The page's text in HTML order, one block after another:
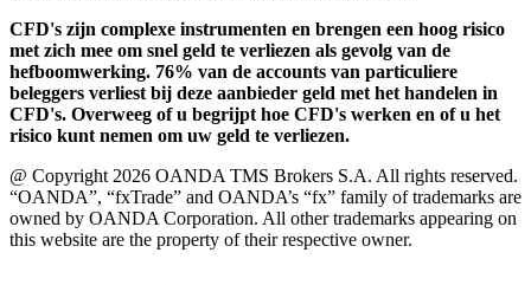
CFD's zijn complexe instrumenten en brengen een hoog risico
met zich mee om snel geld te verliezen als gevolg van de
hefboomwerking. 76% van de accounts van particuliere
beleggers verliest bij deze aanbieder geld met het handelen in
CFD's. Overweeg of u begrijpt hoe CFD's werken en of u het
risico kunt nemen om uw geld te verliezen.
@ Copyright 2026 OANDA TMS Brokers S.A. All rights reserved.
“OANDA”, “fxTrade” and OANDA’s “fx” family of trademarks are
owned by OANDA Corporation. All other trademarks appearing on
this website are the property of their respective owner.